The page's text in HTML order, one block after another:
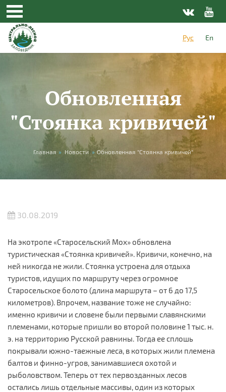
Перейти к основному содержанию
Рус
En
Обновленная
"Стоянка кривичей"
Вы здесь
Главная » Новости » Обновленная "Стоянка кривичей"
30.08.2019
На экотропе «Старосельский Мох» обновлена
туристическая «Стоянка кривичей». Кривичи, конечно, на
ней никогда не жили. Стоянка устроена для отдыха
туристов, идущих по маршруту через огромное
Старосельское болото (длина маршрута – от 6 до 17,5
километров). Впрочем, название тоже не случайно:
именно кривичи и словене были первыми славянскими
племенами, которые пришли во второй половине 1 тыс. н.
э. на территорию Русской равнины. Тогда ее сплошь
покрывали южно-таежные леса, в которых жили племена
балтов и финно-угров, занимавшиеся охотой и
рыболовством. Теперь от тех первозданных лесов
остались лишь отдельные массивы, один из которых